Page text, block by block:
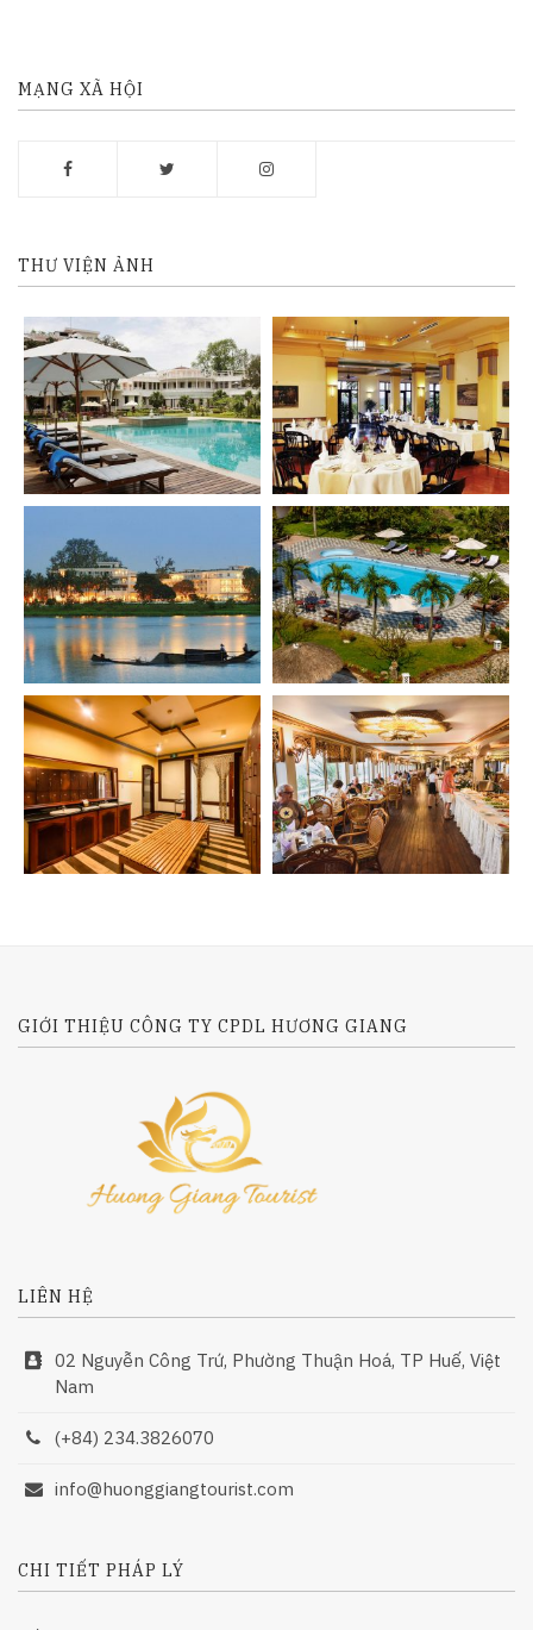
n
g
t
i
o
n
MẠNG XÃ HỘI
THƯ VIỆN ẢNH
GIỚI THIỆU CÔNG TY CPDL HƯƠNG GIANG
LIÊN HỆ
02 Nguyễn Công Trứ, Phường Thuận Hoá, TP Huế, Việt
Nam
(+84) 234.3826070
info@huonggiangtourist.com
CHI TIẾT PHÁP LÝ